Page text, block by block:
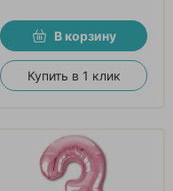
В корзину
Купить в 1 клик